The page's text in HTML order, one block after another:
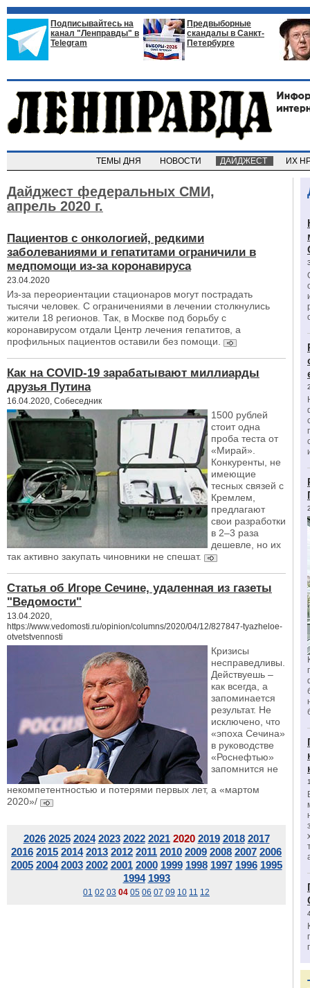
Подписывайтесь на
канал "Ленправды" в
Telegram
Предвыборные
скандалы в Санкт-
Петербурге
ТЕМЫ ДНЯ НОВОСТИ ДАЙДЖЕСТ ИХ
Дайджест федеральных СМИ,
апрель 2020 г.
Пациентов с онкологией, редкими
заболеваниями и гепатитами ограничили в
медпомощи из-за коронавируса
23.04.2020
Из-за переориентации стационаров могут пострадать
тысячи человек. С ограничениями в лечении столкнулись
жители 18 регионов. Так, в Москве под борьбу с
коронавирусом отдали Центр лечения гепатитов, а
профильных пациентов оставили без помощи.
Как на COVID-19 зарабатывают миллиарды
друзья Путина
16.04.2020, Собеседник
1500 рублей
стоит одна
проба теста от
«Мирай».
Конкуренты, не
имеющие
тесных связей с
Кремлем,
предлагают
свои разработки
в 2–3 раза
дешевле, но их
так активно закупать чиновники не спешат.
Статья об Игоре Сечине, удаленная из газеты
"Ведомости"
13.04.2020,
https://www.vedomosti.ru/opinion/columns/2020/04/12/827847-tyazheloe-
otvetstvennosti
Кризисы
несправедливы.
Действуешь –
как всегда, а
запоминается
результат. Не
исключено, что
«эпоха Сечина»
в руководстве
«Роснефтью»
запомнится не
некомпетентностью и потерями первых лет, а «мартом
2020»/
2026 2025 2024 2023 2022 2021 2020 2019 2018 2017
2016 2015 2014 2013 2012 2011 2010 2009 2008 2007 2006
2005 2004 2003 2002 2001 2000 1999 1998 1997 1996 1995
1994 1993
01 02 03 04 05 06 07 09 10 11 12